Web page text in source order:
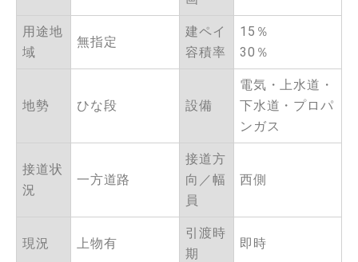
用途地
域
無指定
建ペイ
容積率
15％
30％
地勢 ひな段 設備
電気・上水道・
下水道・プロパ
ンガス
接道状
況
一方道路
接道方
向／幅
員
西側
現況 上物有
引渡時
期
即時